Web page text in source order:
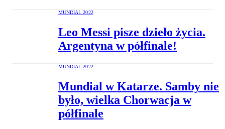
MUNDIAL 2022
Leo Messi pisze dzieło życia.
Argentyna w półfinale!
MUNDIAL 2022
Mundial w Katarze. Samby nie
było, wielka Chorwacja w
półfinale